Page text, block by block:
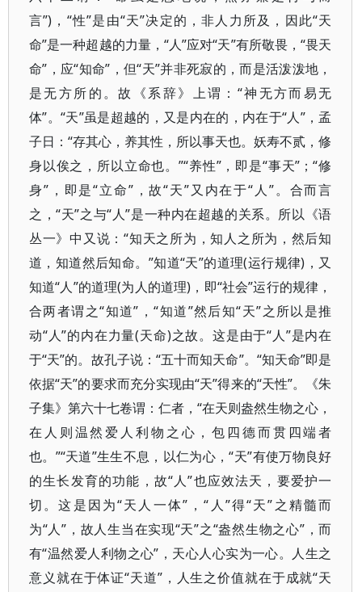
言”)，“性”是由“天”决定的，非人力所及，因此“天
命”是一种超越的力量，“人”应对“天”有所敬畏，“畏天
命”，应“知命”，但“天”并非死寂的，而是活泼泼地，
是无方所的。故《系辞》上谓：“神无方而易无
体”。“天”虽是超越的，又是内在的，内在于“人”，孟
子日：“存其心，养其性，所以事天也。妖寿不贰，修
身以俟之，所以立命也。”“养性”，即是“事天”；“修
身”，即是“立命”，故“天”又内在于“人”。合而言
之，“天”之与“人”是一种内在超越的关系。所以《语
丛一》中又说：“知天之所为，知人之所为，然后知
道，知道然后知命。”知道“天”的道理(运行规律)，又
知道“人”的道理(为人的道理)，即“社会”运行的规律，
合两者谓之“知道”，“知道”然后知“天”之所以是推
动“人”的内在力量(天命)之故。这是由于“人”是内在
于“天”的。故孔子说：“五十而知天命”。“知天命”即是
依据“天”的要求而充分实现由“天”得来的“天性”。《朱
子集》第六十七卷谓：仁者，“在天则盎然生物之心，
在人则温然爱人利物之心，包四德而贯四端者
也。”“天道”生生不息，以仁为心，“天”有使万物良好
的生长发育的功能，故“人”也应效法天，要爱护一
切。这是因为“天人一体”，“人”得“天”之精髓而
为“人”，故人生当在实现“天”之“盎然生物之心”，而
有“温然爱人利物之心”，天心人心实为一心。人生之
意义就在于体证“天道”，人生之价值就在于成就“天